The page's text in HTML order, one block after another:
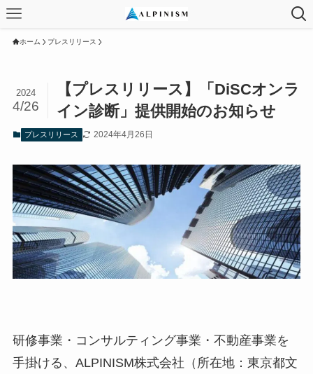
ホーム プレスリリース
【プレスリリース】「DiSCオンラ
イン診断」提供開始のお知らせ
2024
4/26
プレスリリース 2024年4月26日
研修事業・コンサルティング事業・不動産事業を
手掛ける、ALPINISM株式会社（所在地：東京都文